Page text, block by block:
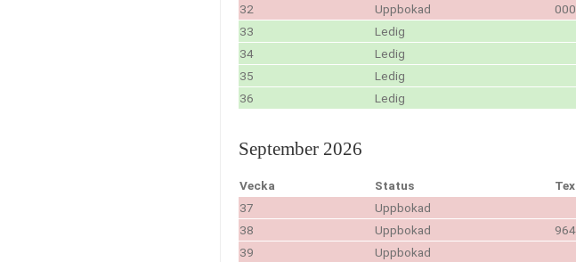
32
Uppbokad
33
Ledig
34
Ledig
35
Ledig
36
Ledig
September 2026
Vecka Status
37
Uppbokad
38
Uppbokad
39
Uppbokad